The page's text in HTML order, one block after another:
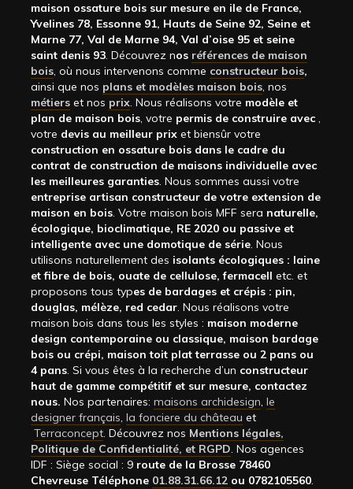
maison ossature bois sur mesure en ile de France,
Yvelines 78, Essonne 91, Hauts de Seine 92, Seine et
Marne 77, Val de Marne 94, Val d’oise 95 et seine
saint denis 93. Découvrez nos références de maison
bois, où nous intervenons comme constructeur bois,
ainsi que nos plans et modèles maison bois, nos
métiers et nos prix. Nous réalisons votre modèle et
plan de maison bois, votre permis de construire avec ,
votre devis au meilleur prix et biensûr votre
construction en ossature bois dans le cadre du
contrat de construction de maisons individuelle avec
les meilleures garanties. Nous sommes aussi votre
entreprise artisan constructeur de votre extension de
maison en bois. Votre maison bois MFF sera naturelle,
écologique, bioclimatique, RE 2020 ou passive et
intelligente avec une domotique de série. Nous
utilisons naturellement des isolants écologiques : laine
et fibre de bois, ouate de cellulose, fermacell etc. et
proposons tous types de bardages et crépis : pin,
douglas, mélèze, red cedar. Nous réalisons votre
maison bois dans tous les styles : maison moderne
design contemporaine ou classique, maison bardage
bois ou crépi, maison toit plat terrasse ou 2 pans ou
4 pans. Si vous êtes à la recherche d’un constructeur
haut de gamme compétitif et sur mesure, contactez
nous. Nos partenaires: maisons archidesign, le
designer français, la fonciere du château et
Terraconcept. Découvrez nos Mentions légales,
Politique de Confidentialité, et RGPD. Nos agences
IDF : Siège social : 9 route de la Brosse 78460
Chevreuse Téléphone 01.88.31.66.12 ou 0782105560.